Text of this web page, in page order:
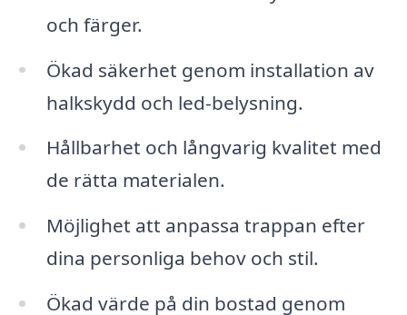
och färger.
Ökad säkerhet genom installation av
halkskydd och led-belysning.
Hållbarhet och långvarig kvalitet med
de rätta materialen.
Möjlighet att anpassa trappan efter
dina personliga behov och stil.
Ökad värde på din bostad genom